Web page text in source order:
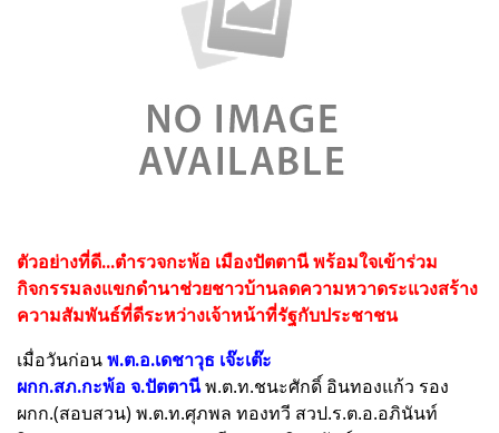
ตัวอย่างที่ดี...ตำรวจกะพ้อ เมืองปัตตานี พร้อมใจเข้าร่วม
กิจกรรมลงแขกดำนาช่วยชาวบ้านลดความหวาดระแวงสร้าง
ความสัมพันธ์ที่ดีระหว่างเจ้าหน้าที่รัฐกับประชาชน
เมื่อวันก่อนพ.ต.อ.เดชาวุธ เจ๊ะเต๊ะ
ผกก.สภ.กะพ้อ จ.ปัตตานีพ.ต.ท.ชนะศักดิ์ อินทองแก้ว รอง
ผกก.(สอบสวน) พ.ต.ท.ศุภพล ทองทวี สวป.ร.ต.อ.อภินันท์